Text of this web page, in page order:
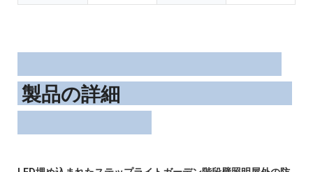
製品の詳細